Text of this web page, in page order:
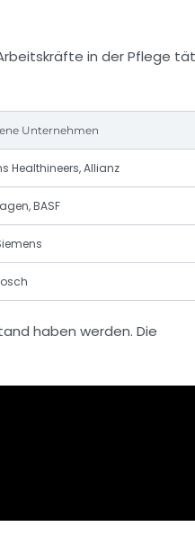
in der Pflege
Unternehmen
Healthineers, Allianz
BASF
haben werden. Die